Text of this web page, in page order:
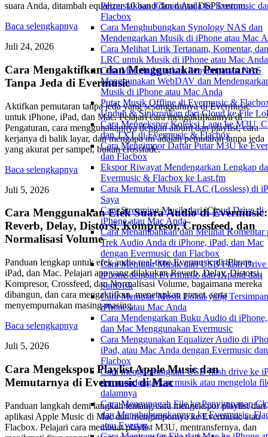
Perpustakaan iCloud Anda ke Evermusic
Flacbox
Cara Menghubungkan Synology NAS dan
Mendengarkan Musik di iPhone atau Mac
Cara Melihat Lirik Tertanam, Komentar,
LRC untuk Musik di iPhone atau Mac Anda
Cara Menghubungkan Penyimpanan NAS
Menggunakan WebDAV dan
Musik di iPhone atau Mac Anda
Putar Musik Offline di Evermusic &
Unduh & Sinkronkan dari Cloud ke File
Cara Mengekspor Koleksi Lagu ke M3U,
dan TXT di Evermusic & Flacbox
Cara Mengimpor Daftar Putar M3U ke
dan Flacbox
Ekspor Riwayat Mendengarkan Lengkap
Evermusic & Flacbox ke Last.fm
Cara Memutar Musik FLAC (Lossless) di
Saya
Cara Streaming Musik dari iCloud Drive di
iPhone atau Mac Anda
Cara Menambahkan dan Melihat Komentar
Trek Audio Anda di iPhone, iPad, dan Mac
dengan Evermusic dan Flacbox
Cara Memutar Musik dari USB Flash
iPhone dengan Evermusic dan iXpand dari
SanDisk
Cara Memutar Musik Lokal yang
iPhone atau Mac Anda
Cara Mendengarkan Buku Audio di
dan Mac Menggunakan Evermusic
Cara Menggunakan Equalizer Audio di
iPad, atau Mac Anda dengan Evermusic dan
Flacbox
Cara menghubungkan USB flash drive ke
dan mendengarkan musik atau mengelola
dalamnya
Cara Mengunggah File ke Penyimpanan
dan Menghubungkannya ke Evermusic,
atau Evertag
suara Anda, ditambah equalizer 10 band dan rantai DSP kustom.
Baca selengkapnya
Juli 24, 2026
Cara Mengaktifkan dan Menggunakan Pemutaran
Tanpa Jeda di Evermusic
Aktifkan pemutaran tanpa jeda yang sesungguhnya di Evermusic
untuk iPhone, iPad, dan Mac. Pelajari cara mengaktifkannya di
Pengaturan, cara menggunakannya dengan album dan playlist, cara
kerjanya di balik layar, dan mengapa ini adalah pemutaran tanpa jeda
yang akurat per sampel, bukan crossfade.
Baca selengkapnya
Juli 5, 2026
Cara Menggunakan Efek Suara Audio di Evermusic:
Reverb, Delay, Distorsi, Kompresor, Crossfeed, dan
Normalisasi Volume
Panduan lengkap untuk efek audio real-time Evermusic di iPhone,
iPad, dan Mac. Pelajari apa yang dilakukan Reverb, Delay, Distorsi,
Kompresor, Crossfeed, dan Normalisasi Volume, bagaimana mereka
dibangun, dan cara mengaktifkan, menetapkan preset, serta
menyempurnakan masing-masing.
Baca selengkapnya
Juli 5, 2026
Cara Mengekspor Playlist Apple Music dan
Memutarnya di Evermusic di Mac
Panduan langkah demi langkah tentang cara mengekspor playlist dari
aplikasi Apple Music di Mac dan mengimpornya ke Evermusic atau
Flacbox. Pelajari cara membuat playlist M3U, mentransfernya, dan